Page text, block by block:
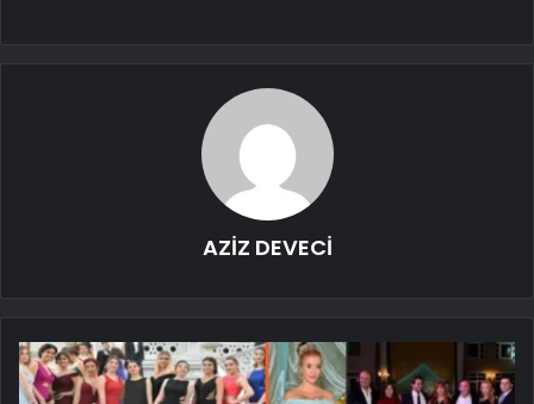
AZİZ DEVECİ